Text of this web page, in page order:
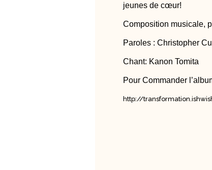
jeunes de cœur!
Composition musicale,
Paroles : Christopher
Chant: Kanon Tomita
Pour Commander
http://